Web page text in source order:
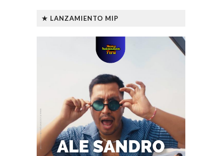
★ LANZAMIENTO MIP